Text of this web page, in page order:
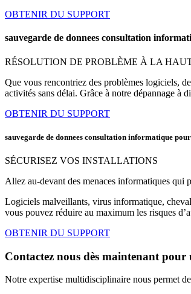
OBTENIR DU SUPPORT
sauvegarde de donnees consultation
RÉSOLUTION DE PROBLÈME À LA
Que vous rencontriez des problèmes logiciels,
activités sans délai. Grâce à notre dépannage à
OBTENIR DU SUPPORT
sauvegarde de donnees consultation informatique
SÉCURISEZ VOS INSTALLATIONS
Allez au-devant des menaces informatiques qui
Logiciels malveillants, virus informatique,
vous pouvez réduire au maximum les risques
OBTENIR DU SUPPORT
Contactez nous dès maintenant pour
Notre expertise multidisciplinaire nous permet